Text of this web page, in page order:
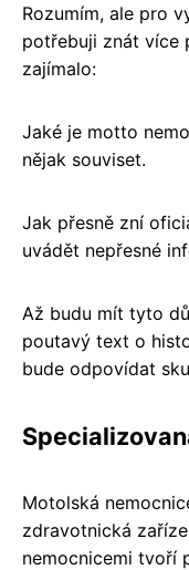
Rozumím, ale pro
potřebuji znát více
zajímalo:
Jaké je motto
nějak souviset.
Jak přesně zní
uvádět nepřesné
Až budu mít tyto
poutavý text o
bude odpovídat
Motolská
zdravotnická
nemocnicemi tvoří